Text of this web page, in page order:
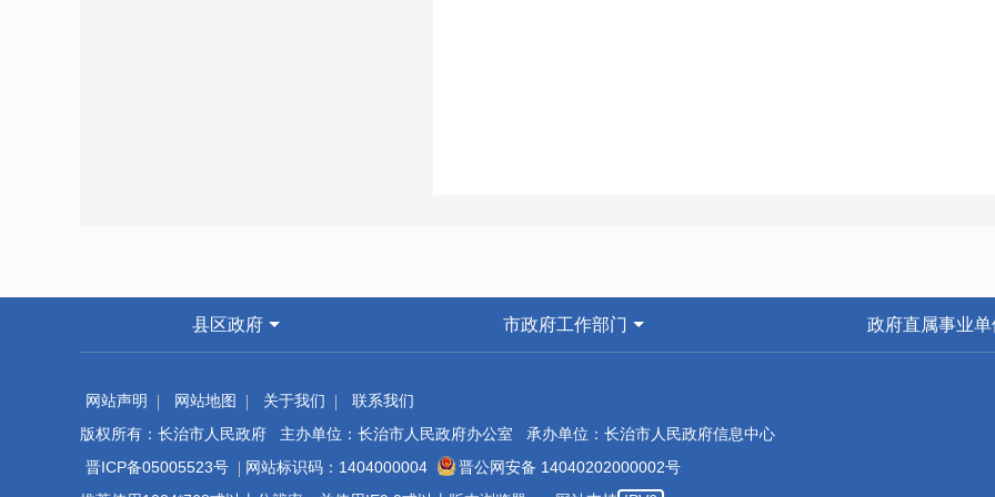
县区政府 市政府工作部门 政府直属事业单
网站声明 网站地图 关于我们
联系我们
版权所有：长治市人民政府 主办单位：长治市人民政府办公室 承办单位：长治市人民政府信息中心
晋ICP备05005523号
网站标识码：1404000004
晋公网安备 14040202000002号